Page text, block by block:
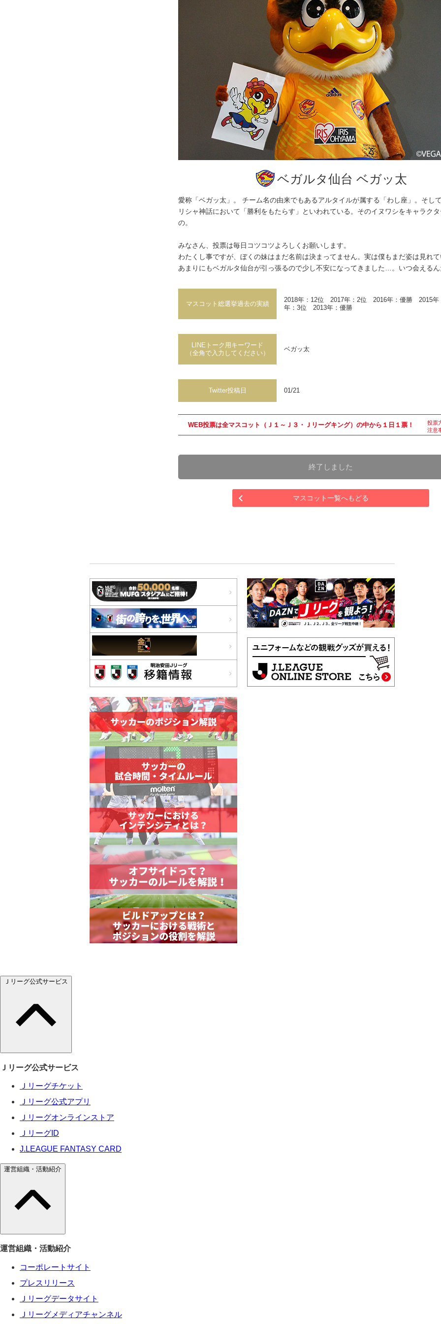
ベガルタ仙台
ベガルタ仙台 ベガッ太
愛称「ベガッ太」。 チーム名の由来でもあるアルタイルが属する「わし座」。そし
リシャ神話において「勝利をもたらす」といわれている。そのイヌワシをキャラク
の。
みなさん、投票は毎日コツコツよろしくお願いします。
わたくし事ですが、ぼくの妹はまだ名前は決まってません。実は僕もまだ姿は見れ
あまりにもベガルタ仙台が引っ張るので少し不安になってきました…。いつ会えるん
マスコット総選挙過去の実績
2018年：12位 2017年：2位 2016年：優勝 2015
年：3位 2013年：優勝
LINEトーク用キーワード
（全角で入力してください）
ベガッ太
Twitter投稿日 01/21
WEB投票は全マスコット（Ｊ１～Ｊ３・Ｊリーグキング）の中から１日１票！
投票
注意
終了しました
マスコット一覧へもどる